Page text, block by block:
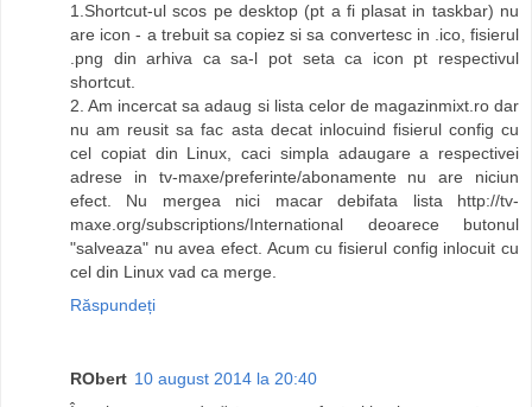
1.Shortcut-ul scos pe desktop (pt a fi plasat in taskbar) nu
are icon - a trebuit sa copiez si sa convertesc in .ico, fisierul
.png din arhiva ca sa-l pot seta ca icon pt respectivul
shortcut.
2. Am incercat sa adaug si lista celor de magazinmixt.ro dar
nu am reusit sa fac asta decat inlocuind fisierul config cu
cel copiat din Linux, caci simpla adaugare a respectivei
adrese in tv-maxe/preferinte/abonamente nu are niciun
efect. Nu mergea nici macar debifata lista http://tv-
maxe.org/subscriptions/International deoarece butonul
"salveaza" nu avea efect. Acum cu fisierul config inlocuit cu
cel din Linux vad ca merge.
Răspundeți
RObert 10 august 2014 la 20:40